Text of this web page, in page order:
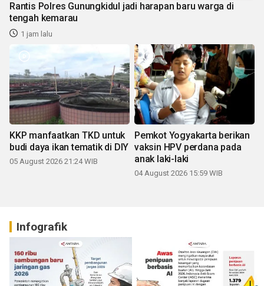
Rantis Polres Gunungkidul jadi harapan baru warga di
tengah kemarau
1 jam lalu
KKP manfaatkan TKD untuk
budi daya ikan tematik di DIY
05 August 2026 21:24 WIB
Pemkot Yogyakarta berikan
vaksin HPV perdana pada
anak laki-laki
04 August 2026 15:59 WIB
Infografik